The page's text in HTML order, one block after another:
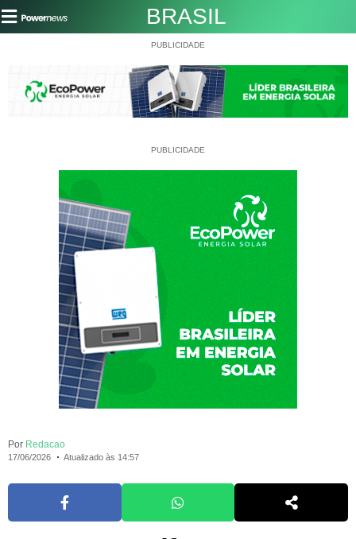
BRASIL
PUBLICIDADE
PUBLICIDADE
Por Redacao
17/06/2026 Atualizado às 14:57